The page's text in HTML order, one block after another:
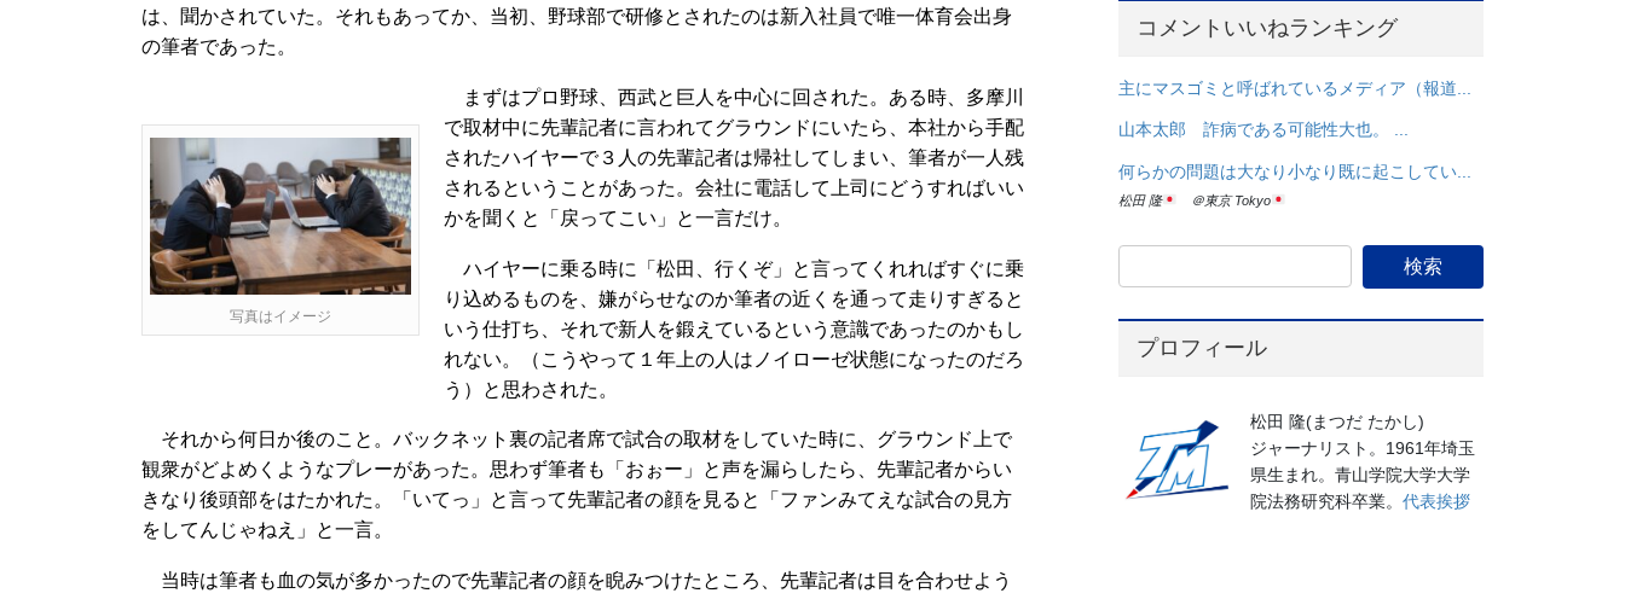
は、聞かされていた。それもあってか、当初、野球部で研修とされたのは新入社員で唯一体育会出身
の筆者であった。
写真はイメージ
まずはプロ野球、西武と巨人を中心に回された。ある時、多摩川
で取材中に先輩記者に言われてグラウンドにいたら、本社から手配
されたハイヤーで３人の先輩記者は帰社してしまい、筆者が一人残
されるということがあった。会社に電話して上司にどうすればいい
かを聞くと「戻ってこい」と一言だけ。
ハイヤーに乗る時に「松田、行くぞ」と言ってくれればすぐに乗
り込めるものを、嫌がらせなのか筆者の近くを通って走りすぎると
いう仕打ち、それで新人を鍛えているという意識であったのかもし
れない。（こうやって１年上の人はノイローゼ状態になったのだろ
う）と思わされた。
それから何日か後のこと。バックネット裏の記者席で試合の取材をしていた時に、グラウンド上で
観衆がどよめくようなプレーがあった。思わず筆者も「おぉー」と声を漏らしたら、先輩記者からい
きなり後頭部をはたかれた。「いてっ」と言って先輩記者の顔を見ると「ファンみてえな試合の見方
をしてんじゃねえ」と一言。
当時は筆者も血の気が多かったので先輩記者の顔を睨みつけたところ、先輩記者は目を合わせよう
コメントいいねランキング
主にマスゴミと呼ばれているメディア（報道...
山本太郎 詐病である可能性大也。 ...
何らかの問題は大なり小なり既に起こしてい...
松田 隆 ＠東京 Tokyo
プロフィール
松田 隆(まつだ たかし)
ジャーナリスト。1961年埼玉
県生まれ。青山学院大学大学
院法務研究科卒業。代表挨拶